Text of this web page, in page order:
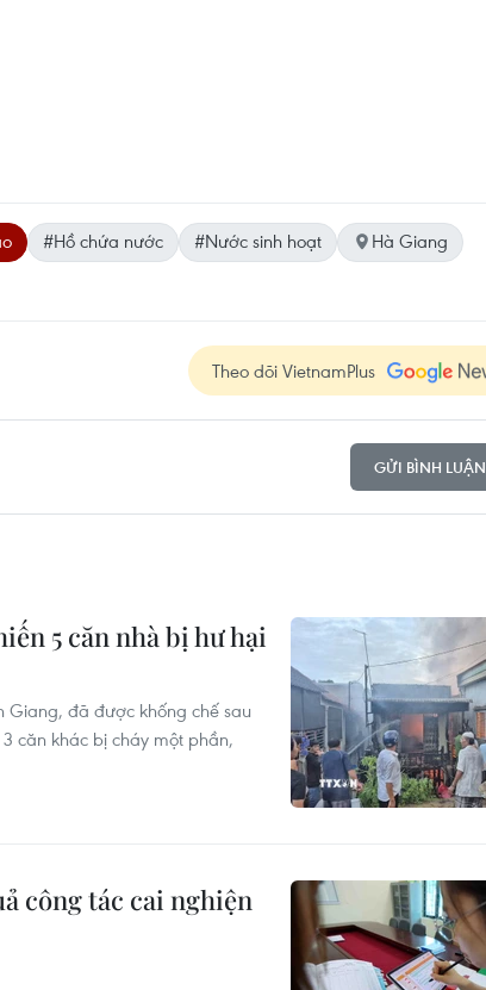
#Hồ chứa nước #Nước sinh hoạt
Hà Giang
Theo dõi VietnamPlus
GỬI BÌNH LUẬN
5 căn nhà bị hư hại
đã được khống chế sau
căn khác bị cháy một phần,
công tác cai nghiện